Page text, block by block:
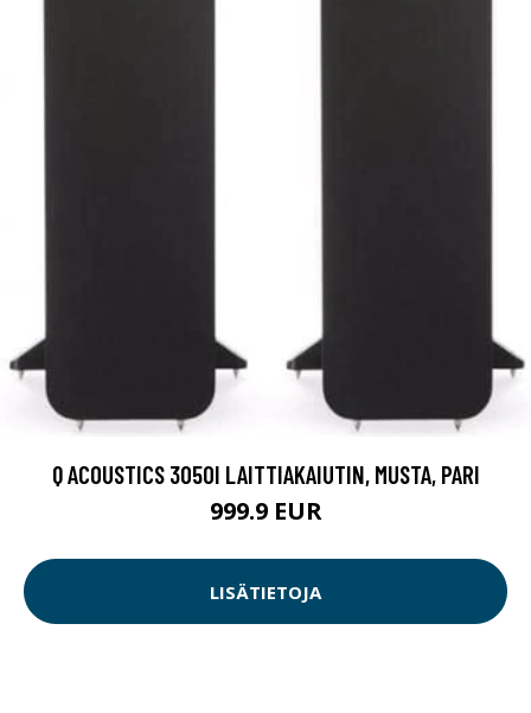
Q ACOUSTICS 3050I LAITTIAKAIUTIN, MUSTA, PARI
999.9 EUR
LISÄTIETOJA